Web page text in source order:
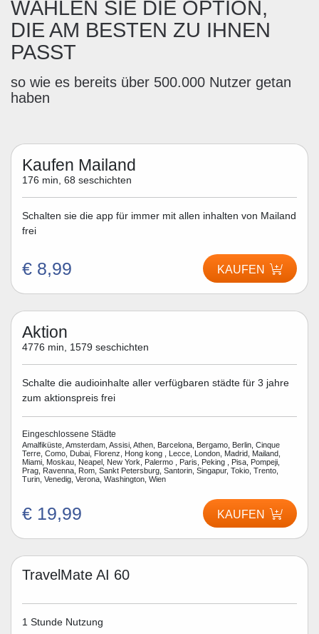
WÄHLEN SIE DIE OPTION,
DIE AM BESTEN ZU IHNEN
PASST
so wie es bereits über 500.000 Nutzer getan
haben
Kaufen Mailand
176 min, 68 seschichten
Schalten sie die app für immer mit allen inhalten von Mailand
frei
€ 8,99 KAUFEN
Aktion
4776 min, 1579 seschichten
Schalte die audioinhalte aller verfügbaren städte für 3 jahre
zum aktionspreis frei
Eingeschlossene Städte
Amalfiküste, Amsterdam, Assisi, Athen, Barcelona, Bergamo, Berlin, Cinque
Terre, Como, Dubai, Florenz, Hong kong , Lecce, London, Madrid, Mailand,
Miami, Moskau, Neapel, New York, Palermo , Paris, Peking , Pisa, Pompeji,
Prag, Ravenna, Rom, Sankt Petersburg, Santorin, Singapur, Tokio, Trento,
Turin, Venedig, Verona, Washington, Wien
€ 19,99 KAUFEN
TravelMate AI 60
1 Stunde Nutzung